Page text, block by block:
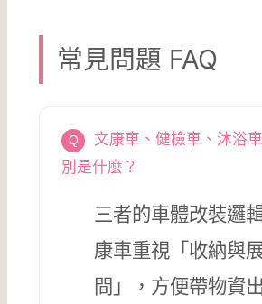
常見問題 FAQ
文康車、健檢車、沐浴
別是什麼？
三者的車體改裝邏
康車重視「收納與
間」，方便帶物資